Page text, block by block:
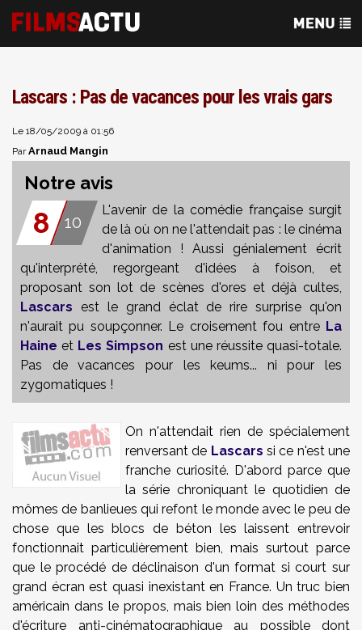
Lascars : Pas de vacances pour les vrais gars
Le 18/05/2009 à 01:56
ParArnaud Mangin
Notre avis
8 10
L'avenir de la comédie française surgit
de là où on ne l'attendait pas : le cinéma
d'animation ! Aussi génialement écrit
qu'interprété, regorgeant d'idées à foison, et
proposant son lot de scènes d'ores et déjà cultes,
Lascars est le grand éclat de rire surprise qu'on
n'aurait pu soupçonner. Le croisement fou entre La
Haine et Les Simpson est une réussite quasi-totale.
Pas de vacances pour les keums... ni pour les
zygomatiques !
On n'attendait rien de spécialement
renversant de Lascars si ce n'est une
franche curiosité. D'abord parce que
la série chroniquant le quotidien de
mômes de banlieues qui refont le monde avec le peu de
chose que les blocs de béton les laissent entrevoir
fonctionnait particulièrement bien, mais surtout parce
que le procédé de déclinaison d'un format si court sur
grand écran est quasi inexistant en France. Un truc bien
américain dans le propos, mais bien loin des méthodes
d'écriture anti-cinématographique au possible dont